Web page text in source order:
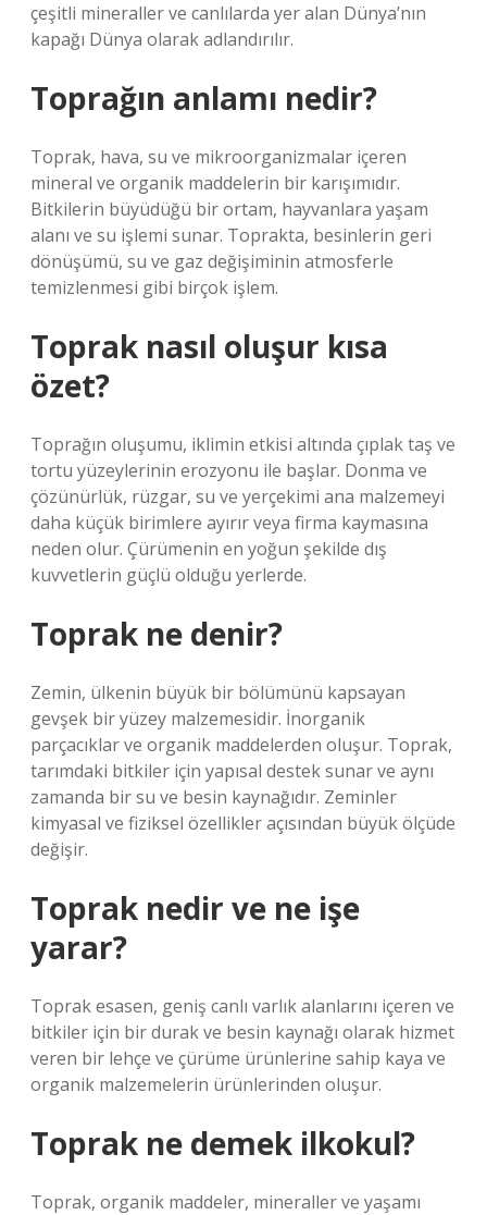
çeşitli mineraller ve canlılarda yer alan Dünya’nın
kapağı Dünya olarak adlandırılır.
Toprağın anlamı nedir?
Toprak, hava, su ve mikroorganizmalar içeren
mineral ve organik maddelerin bir karışımıdır.
Bitkilerin büyüdüğü bir ortam, hayvanlara yaşam
alanı ve su işlemi sunar. Toprakta, besinlerin geri
dönüşümü, su ve gaz değişiminin atmosferle
temizlenmesi gibi birçok işlem.
Toprak nasıl oluşur kısa
özet?
Toprağın oluşumu, iklimin etkisi altında çıplak taş ve
tortu yüzeylerinin erozyonu ile başlar. Donma ve
çözünürlük, rüzgar, su ve yerçekimi ana malzemeyi
daha küçük birimlere ayırır veya firma kaymasına
neden olur. Çürümenin en yoğun şekilde dış
kuvvetlerin güçlü olduğu yerlerde.
Toprak ne denir?
Zemin, ülkenin büyük bir bölümünü kapsayan
gevşek bir yüzey malzemesidir. İnorganik
parçacıklar ve organik maddelerden oluşur. Toprak,
tarımdaki bitkiler için yapısal destek sunar ve aynı
zamanda bir su ve besin kaynağıdır. Zeminler
kimyasal ve fiziksel özellikler açısından büyük ölçüde
değişir.
Toprak nedir ve ne işe
yarar?
Toprak esasen, geniş canlı varlık alanlarını içeren ve
bitkiler için bir durak ve besin kaynağı olarak hizmet
veren bir lehçe ve çürüme ürünlerine sahip kaya ve
organik malzemelerin ürünlerinden oluşur.
Toprak ne demek ilkokul?
Toprak, organik maddeler, mineraller ve yaşamı